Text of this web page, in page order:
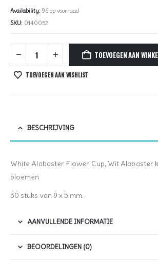
Availability: 96 op voorraad
SKU: 0140052
TOEVOEGEN AAN
TOEVOEGEN AAN WISHLIST
BESCHRIJVING
White Alabaster Flower Cup, Wit Alabaster
bloemen
30 stuks van 9 x 5 mm.
AANVULLENDE INFORMATIE
BEOORDELINGEN (0)